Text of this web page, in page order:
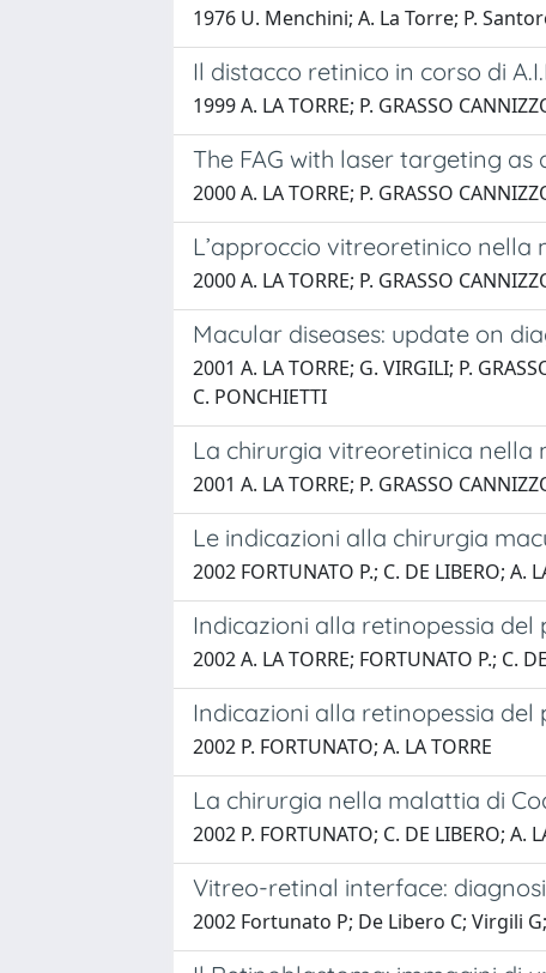
1976 U. Menchini; A. La Torre; P.
Il distacco retinico in corso di
1999 A. LA TORRE; P. GRASSO
The FAG with laser targeting
2000 A. LA TORRE; P. GRASSO
L’approccio vitreoretinico nella
2000 A. LA TORRE; P. GRASSO
Macular diseases: update on
2001 A. LA TORRE; G. VIRGILI; P.
C. PONCHIETTI
La chirurgia vitreoretinica nella
2001 A. LA TORRE; P. GRASSO
Le indicazioni alla chirurgia
2002 FORTUNATO P.; C. DE LIBERO; A.
Indicazioni alla retinopessia del
2002 A. LA TORRE; FORTUNATO P.; C.
Indicazioni alla retinopessia del
2002 P. FORTUNATO; A. LA TORRE
La chirurgia nella malattia di
2002 P. FORTUNATO; C. DE LIBERO; A.
Vitreo-retinal interface:
2002 Fortunato P; De Libero C; Virgili